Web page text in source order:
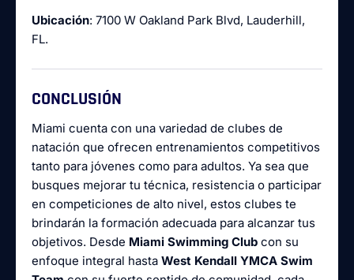
Ubicación: 7100 W Oakland Park Blvd, Lauderhill,
FL.
CONCLUSIÓN
Miami cuenta con una variedad de clubes de
natación que ofrecen entrenamientos competitivos
tanto para jóvenes como para adultos. Ya sea que
busques mejorar tu técnica, resistencia o participar
en competiciones de alto nivel, estos clubes te
brindarán la formación adecuada para alcanzar tus
objetivos. Desde Miami Swimming Club con su
enfoque integral hasta West Kendall YMCA Swim